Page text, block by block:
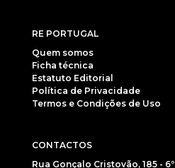
RE PORTUGAL
Quem somos
Ficha técnica
Estatuto Editorial
Política de Privacidade
Termos e Condições de Uso
CONTACTOS
Rua Gonçalo Cristovão, 185 - 6º